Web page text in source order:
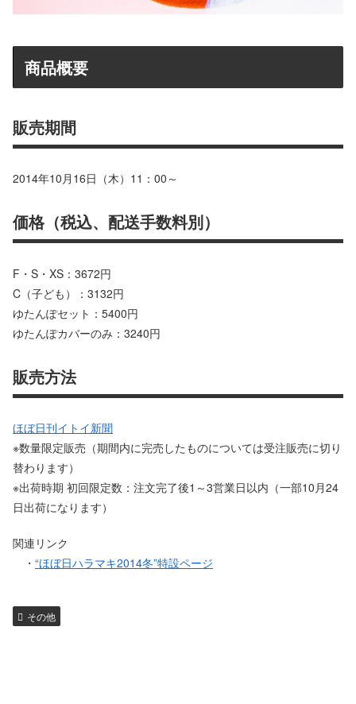
商品概要
販売期間
2014年10月16日（木）11：00～
価格（税込、配送手数料別）
F・S・XS：3672円
C（子ども）：3132円
ゆたんぽセット：5400円
ゆたんぽカバーのみ：3240円
販売方法
ほぼ日刊イトイ新聞
※数量限定販売（期間内に完売したものについては受注販売に切り
替わります）
※出荷時期 初回限定数：注文完了後1～3営業日以内（一部10月24
日出荷になります）
関連リンク
・ “ほぼ日ハラマキ2014冬”特設ページ
その他